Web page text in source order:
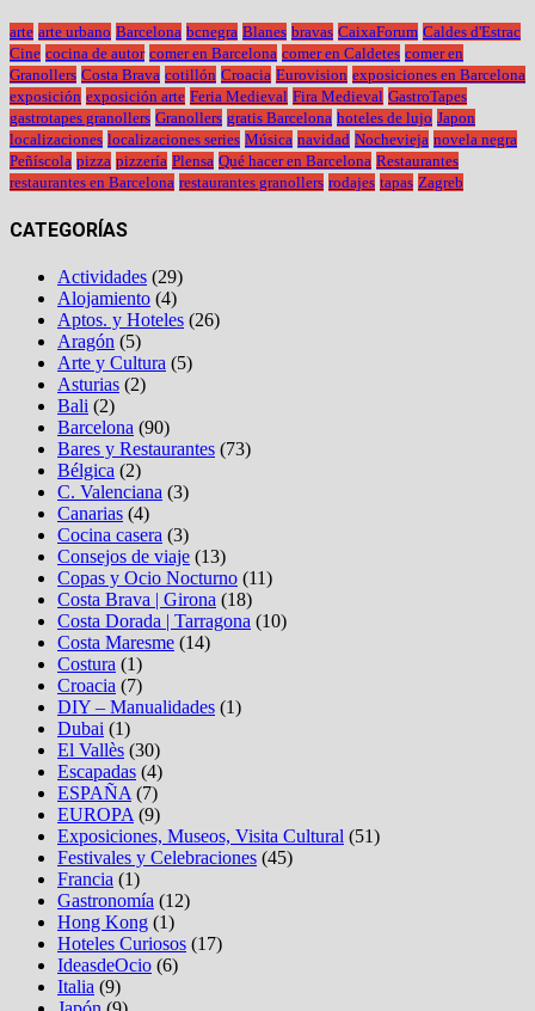
arte arte urbano Barcelona bcnegra Blanes bravas CaixaForum Caldes d'Estrac
Cine cocina de autor comer en Barcelona comer en Caldetes comer en
Granollers Costa Brava cotillón Croacia Eurovision exposiciones en Barcelona
exposición exposición arte Feria Medieval Fira Medieval GastroTapes
gastrotapes granollers Granollers gratis Barcelona hoteles de lujo Japon
localizaciones localizaciones series Música navidad Nochevieja novela negra
Peñíscola pizza pizzería Plensa Qué hacer en Barcelona Restaurantes
restaurantes en Barcelona restaurantes granollers rodajes tapas Zagreb
CATEGORÍAS
Actividades (29)
Alojamiento (4)
Aptos. y Hoteles (26)
Aragón (5)
Arte y Cultura (5)
Asturias (2)
Bali (2)
Barcelona (90)
Bares y Restaurantes (73)
Bélgica (2)
C. Valenciana (3)
Canarias (4)
Cocina casera (3)
Consejos de viaje (13)
Copas y Ocio Nocturno (11)
Costa Brava | Girona (18)
Costa Dorada | Tarragona (10)
Costa Maresme (14)
Costura (1)
Croacia (7)
DIY – Manualidades (1)
Dubai (1)
El Vallès (30)
Escapadas (4)
ESPAÑA (7)
EUROPA (9)
Exposiciones, Museos, Visita Cultural (51)
Festivales y Celebraciones (45)
Francia (1)
Gastronomía (12)
Hong Kong (1)
Hoteles Curiosos (17)
IdeasdeOcio (6)
Italia (9)